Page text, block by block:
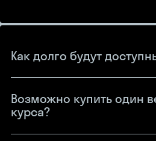
Как долго будут
Возможно купить один
курса?